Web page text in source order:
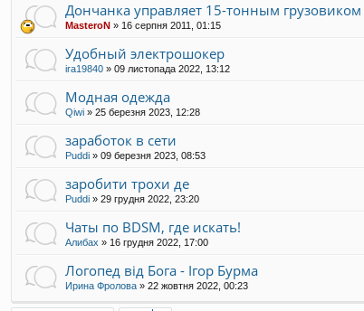
Дончанка управляет 15-тонным грузовиком
MasteroN » 16 серпня 2011, 01:15
Удобный электрошокер
ira19840 » 09 листопада 2022, 13:12
Модная одежда
Qiwi » 25 березня 2023, 12:28
заработок в сети
Puddi » 09 березня 2023, 08:53
заробити трохи де
Puddi » 29 грудня 2022, 23:20
Чаты по BDSM, где искать!
Алибах » 16 грудня 2022, 17:00
Логопед від Бога - Ігор Бурма
Ирина Фролова » 22 жовтня 2022, 00:23